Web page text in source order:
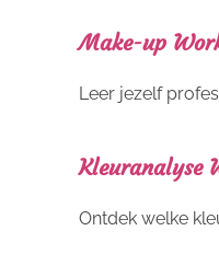
Make-up
Leer jezelf
Kleuranalyse
Ontdek welke